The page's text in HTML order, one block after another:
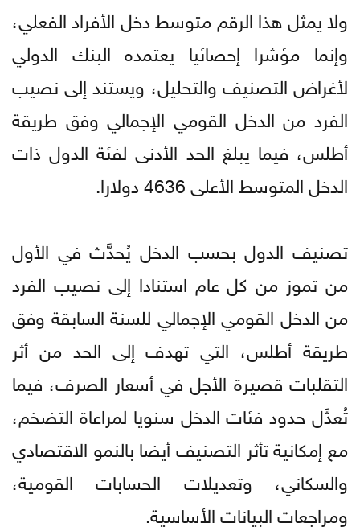
ولا يمثل هذا الرقم متوسط دخل الأفراد الفعلي،
وإنما مؤشرا إحصائيا يعتمده البنك الدولي
لأغراض التصنيف والتحليل، ويستند إلى نصيب
الفرد من الدخل القومي الإجمالي وفق طريقة
أطلس، فيما يبلغ الحد الأدنى لفئة الدول ذات
الدخل المتوسط الأعلى 4636 دولارا.
تصنيف الدول بحسب الدخل يُحدَّث في الأول
من تموز من كل عام استنادا إلى نصيب الفرد
من الدخل القومي الإجمالي للسنة السابقة وفق
طريقة أطلس، التي تهدف إلى الحد من أثر
التقلبات قصيرة الأجل في أسعار الصرف، فيما
تُعدَّل حدود فئات الدخل سنويا لمراعاة التضخم،
مع إمكانية تأثر التصنيف أيضا بالنمو الاقتصادي
والسكاني، وتعديلات الحسابات القومية،
ومراجعات البيانات الأساسية.